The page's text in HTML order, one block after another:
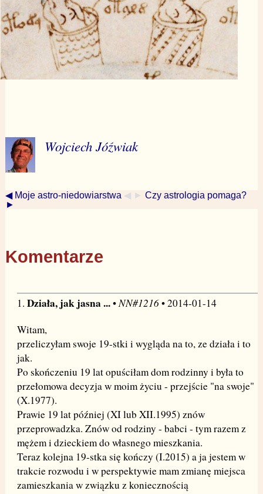
Wojciech Jóźwiak
◀ Moje astro-niedowiarstwa ◀ ► Czy astrologia pomaga?
►
Komentarze
1. Działa, jak jasna ...•NN#1216• 2014-01-14
Witam,
przeliczyłam swoje 19-stki i wygląda na to, ze działa i to
jak.
Po skończeniu 19 lat opuściłam dom rodzinny i była to
przełomowa decyzja w moim życiu - przejście "na swoje"
(X.1977).
Prawie 19 lat później (XI lub XII.1995) znów
przeprowadzka. Znów od rodziny - babci - tym razem z
mężem i dzieckiem do własnego mieszkania.
Teraz kolejna 19-stka się kończy (I.2015) a ja jestem w
trakcie rozwodu i w perspektywie mam zmianę miejsca
zamieszkania w związku z koniecznością